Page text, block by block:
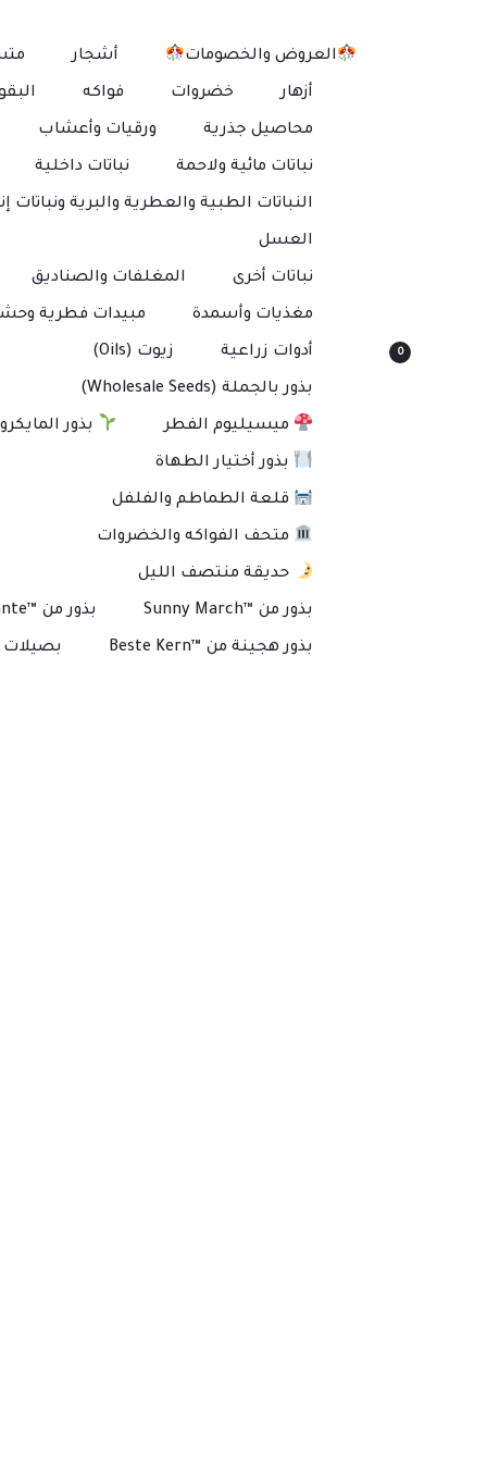
0
العروض والخصومات أشجار
أزهار خضروات فواكه
محاصيل جذرية ورقيات وأعشاب
نباتات مائية ولاحمة نباتات داخلية
النباتات الطبية والعطرية والبرية ونباتات
العسل
نباتات أخرى المغلفات والصناديق
مغذيات وأسمدة مبيدات فطرية
أدوات زراعية زيوت (Oils)
بذور بالجملة (Wholesale Seeds)
ميسيليوم الفطر بذور
بذور أختيار الطهاة
قلعة الطماطم والفلفل
متحف الفواكه والخضروات
حديقة منتصف الليل
بذور من ™Sunny March بذور من ™Plante
بذور هجينة من ™Beste Kern بصيلات